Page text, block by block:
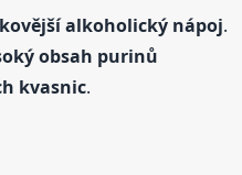
alkoholický nápoj.
obsah purinů
kvasnic.